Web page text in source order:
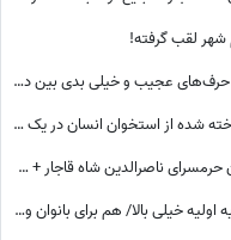
انتقاد شدید المیرا شریفی مقدم از بلایند دیت: حرف‌های عجیب و خیلی بدی بین دختر و پسرها رد و بدل میشد + ویدئو
کشف گنجینه جواهرات باستانی 2000 ساله ساخته شده از استخوان انسان در یک قصر مجلل+عکس
تاریخ ایران؛ کشف عکس جامانده از زیباترین زن حرمسرای ناصرالدین شاه قاجار + عکس
3 شغل آزاد پردرآمد در ایران بدون نیاز به سرمایه اولیه خیلی بالا/ هم برای بانوان و هم آقایون